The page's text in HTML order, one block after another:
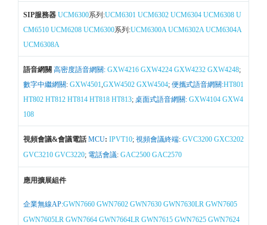
SIP服務器 UCM6300系列:UCM6301 UCM6302 UCM6304 UCM6308 U
CM6510 UCM6208 UCM6300系列:UCM6300A UCM6302A UCM6304A
UCM6308A
語音網關 高密度語音網關: GXW4216 GXW4224 GXW4232 GXW4248;
數字中繼網關: GXW4501,GXW4502 GXW4504; 便攜式語音網關:HT801
HT802 HT812 HT814 HT818 HT813; 桌面式語音網關: GXW4104 GXW4
108
視頻會議&會議電話MCU: IPVT10; 視頻會議終端: GVC3200 GXC3202
GVC3210 GVC3220; 電話會議: GAC2500 GAC2570
應用擴展組件
企業無線AP:GWN7660 GWN7602 GWN7630 GWN7630LR GWN7605
GWN7605LR GWN7664 GWN7664LR GWN7615 GWN7625 GWN7624